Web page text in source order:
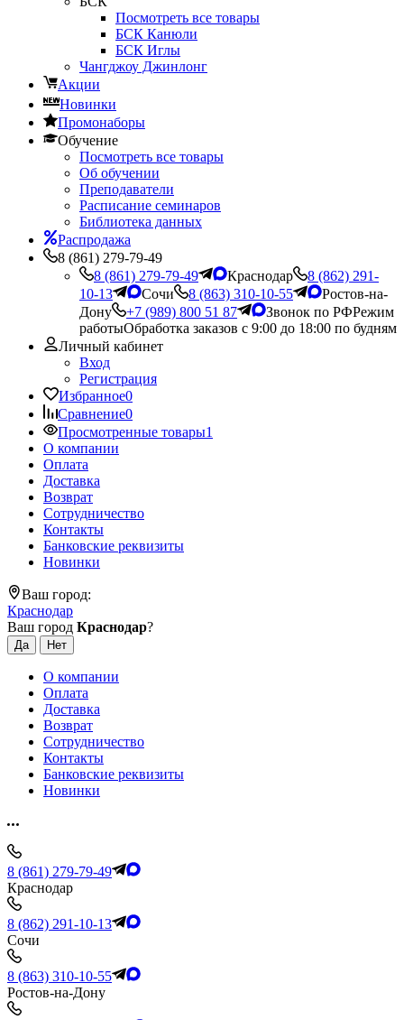
Посмотреть все товары
БСК Канюли
БСК Иглы
Чангджоу Джинлонг
Акции
Новинки
Промонаборы
Обучение
Посмотреть все товары
Об обучении
Преподаватели
Расписание семинаров
Библиотека данных
Распродажа
8 (861) 279-79-49
8 (861) 279-79-49
Краснодар
8 (862) 291-
10-13
Сочи 8 (863) 310-10-55
Ростов-на-
Дону
+7 (989) 800 51 87 Звонок по РФРежим
работыОбработка заказов с 9:00 до 18:00 по будням
Личный кабинет
Вход
Регистрация
Избранное0
Сравнение0
Просмотренные товары1
О компании
Оплата
Доставка
Возврат
Сотрудничество
Контакты
Банковские реквизиты
Новинки
Ваш город:
Краснодар
Ваш город Краснодар?
О компании
Оплата
Доставка
Возврат
Сотрудничество
Контакты
Банковские реквизиты
Новинки
8 (861) 279-79-49
Краснодар
8 (862) 291-10-13
Сочи
8 (863) 310-10-55
Ростов-на-Дону